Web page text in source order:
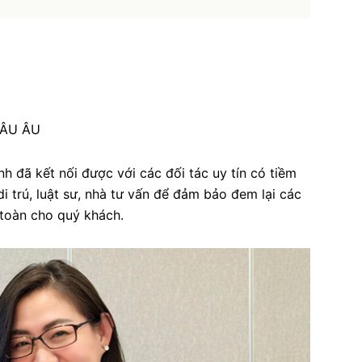
đã kết nối được với các đối tác uy tín có tiềm
luật sư, nhà tư vấn để đảm bảo đem lại các